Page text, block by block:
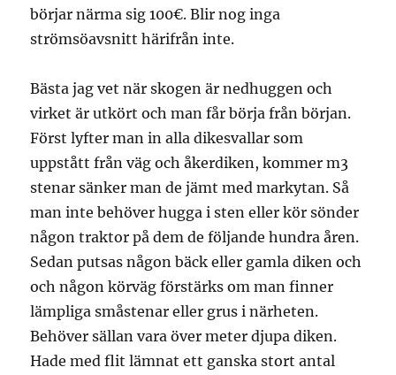
börjar närma sig 100€. Blir nog inga
strömsöavsnitt härifrån inte.
Bästa jag vet när skogen är nedhuggen och
virket är utkört och man får börja från början.
Först lyfter man in alla dikesvallar som
uppstått från väg och åkerdiken, kommer m3
stenar sänker man de jämt med markytan. Så
man inte behöver hugga i sten eller kör sönder
någon traktor på dem de följande hundra åren.
Sedan putsas någon bäck eller gamla diken och
och någon körväg förstärks om man finner
lämpliga småstenar eller grus i närheten.
Behöver sällan vara över meter djupa diken.
Hade med flit lämnat ett ganska stort antal